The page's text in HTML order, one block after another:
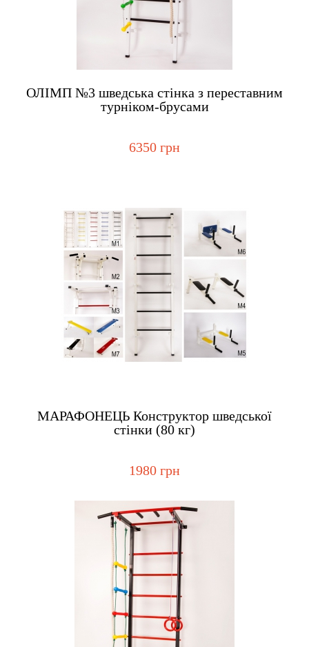
ОЛІМП №3 шведська стінка з переставним
турніком-брусами
6350 грн
МАРАФОНЕЦЬ Конструктор шведської
стінки (80 кг)
1980 грн